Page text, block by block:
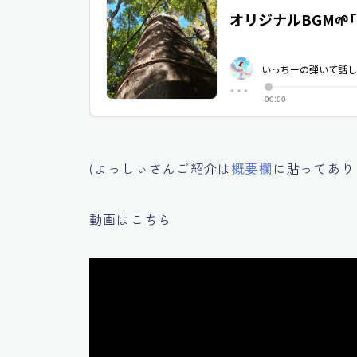
(よっしぃさんご紹介は概要欄 に貼ってあ
動画はこちら